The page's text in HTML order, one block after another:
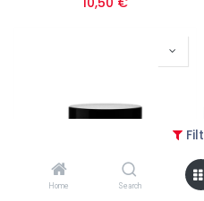
Home Search